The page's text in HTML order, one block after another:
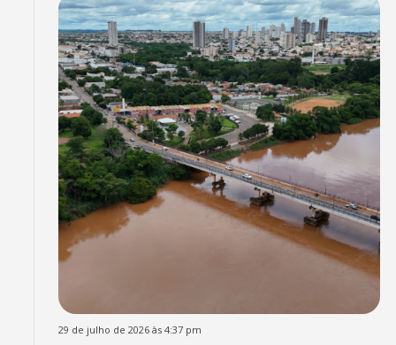
29 de julho de 2026 às 4:37 pm